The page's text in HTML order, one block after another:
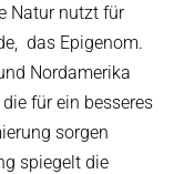
Natur nutzt für
das Epigenom.
Nordamerika
für ein besseres
sorgen
spiegelt die